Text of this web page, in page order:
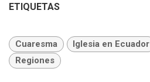
ETIQUETAS
Cuaresma Iglesia en Ecuador
Regiones